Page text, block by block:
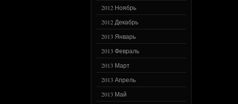
2012 Ноябрь
2012 Декабрь
2013 Январь
2013 Февраль
2013 Март
2013 Апрель
2013 Май